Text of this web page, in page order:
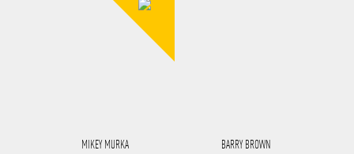
MIKEY MURKA
BARRY BROWN